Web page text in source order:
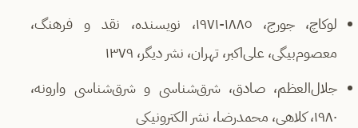
لوکاچ، جورج، ١٨٨٥-١٩٧١، نویسندە، نقد و فرهنگ،
معصوم‌بیگی، علی‌اکبر، تهران، نشر دیگر، ١٣٧٩
جلال‌العظم، صادق، شرق‌شناسی و شرق‌شناسی وارونە،
١٩٨٠، کلاهی، محمدرضا، نشر الکترونیکی